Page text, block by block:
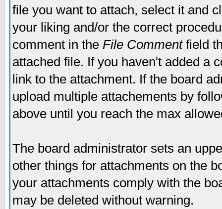
file you want to attach, select it and
your liking and/or the correct
comment in the File Commentfield
attached file. If you haven't added a
link to the attachment. If the board
upload multiple attachements by
above until you reach the max
The board administrator sets an
other things for attachments on the
your attachments comply with the
may be deleted without warning.